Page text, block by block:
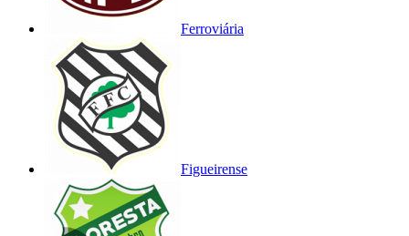
Ferroviária
Figueirense